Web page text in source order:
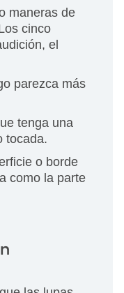
maneras de
cinco
el
parezca más
tenga una
tocada.
o borde
como la parte